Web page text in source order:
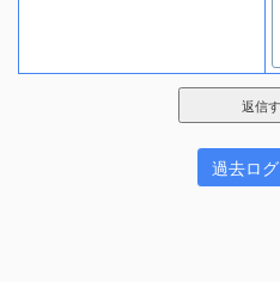
過去ログ